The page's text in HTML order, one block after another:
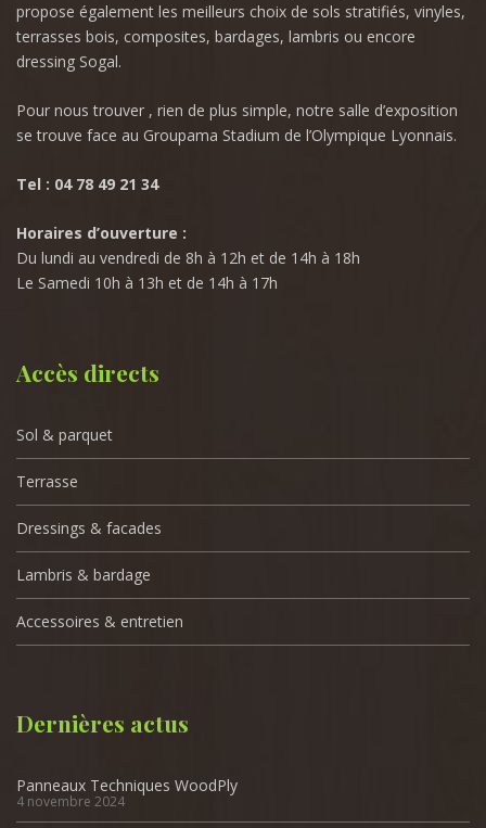
propose également les meilleurs choix de sols stratifiés, vinyles,
terrasses bois, composites, bardages, lambris ou encore
dressing Sogal.
Pour nous trouver , rien de plus simple, notre salle d’exposition
se trouve face au Groupama Stadium de l’Olympique Lyonnais.
Tel : 04 78 49 21 34
Horaires d’ouverture :
Du lundi au vendredi de 8h à 12h et de 14h à 18h
Le Samedi 10h à 13h et de 14h à 17h
Accès directs
Sol & parquet
Terrasse
Dressings & facades
Lambris & bardage
Accessoires & entretien
Dernières actus
Panneaux Techniques WoodPly
4 novembre 2024